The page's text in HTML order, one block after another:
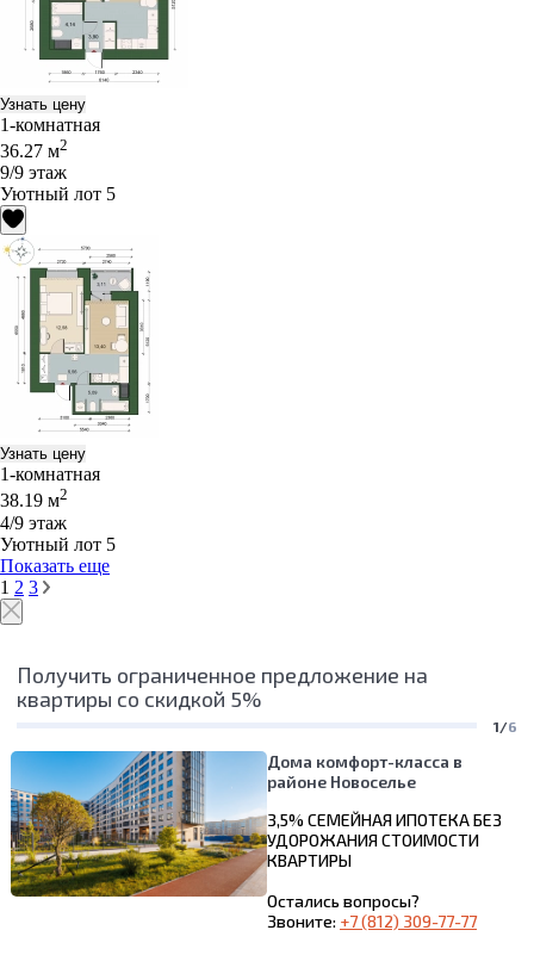
Узнать цену
1-комнатная
36.27 м2
9/9 этаж
Уютный лот 5
Узнать цену
1-комнатная
38.19 м2
4/9 этаж
Уютный лот 5
Показать еще
1 2 3
Получить ограниченное предложение на
квартиры со скидкой 5%
1/6
Дома комфорт-класса в
районе Новоселье
3,5% СЕМЕЙНАЯ ИПОТЕКА БЕЗ
УДОРОЖАНИЯ СТОИМОСТИ
КВАРТИРЫ
Остались вопросы?
Звоните: +7 (812) 309-77-77